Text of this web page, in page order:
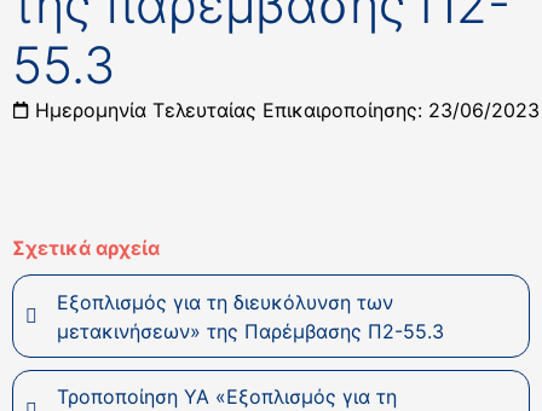
55.3
Ημερομηνία Τελευταίας Επικαιροποίησης: 23/06/2023
Σχετικά αρχεία
Εξοπλισμός για τη διευκόλυνση των
μετακινήσεων» της Παρέμβασης Π2-55.3
Τροποποίηση ΥΑ «Εξοπλισμός για τη